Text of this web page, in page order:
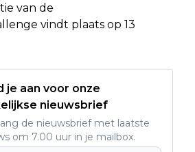
van de
vindt plaats op 13
je aan voor onze
nieuwsbrief
de nieuwsbrief met laatste
om 7.00 uur in je mailbox.